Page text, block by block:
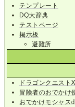
テンプレート
DQ大辞典
テストページ
掲示板
避難所
ドラゴンクエストX
冒険者のおでかけ
おでかけモシャス